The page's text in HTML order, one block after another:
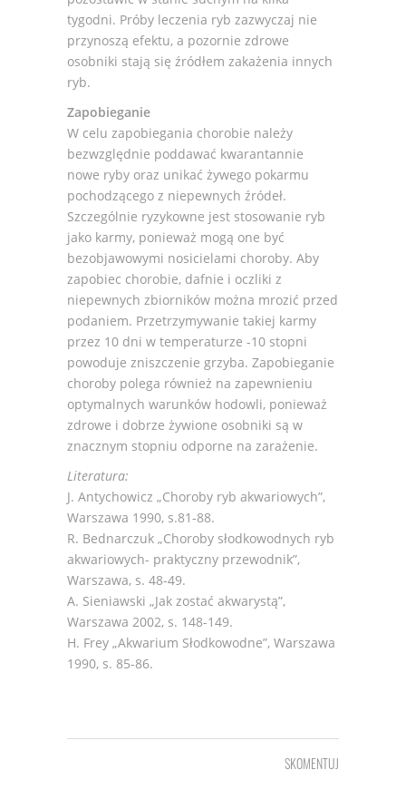
tygodni. Próby leczenia ryb zazwyczaj nie
przynoszą efektu, a pozornie zdrowe
osobniki stają się źródłem zakażenia innych
ryb.
Zapobieganie
W celu zapobiegania chorobie należy
bezwzględnie poddawać kwarantannie
nowe ryby oraz unikać żywego pokarmu
pochodzącego z niepewnych źródeł.
Szczególnie ryzykowne jest stosowanie ryb
jako karmy, ponieważ mogą one być
bezobjawowymi nosicielami choroby. Aby
zapobiec chorobie, dafnie i oczliki z
niepewnych zbiorników można mrozić przed
podaniem. Przetrzymywanie takiej karmy
przez 10 dni w temperaturze -10 stopni
powoduje zniszczenie grzyba. Zapobieganie
choroby polega również na zapewnieniu
optymalnych warunków hodowli, ponieważ
zdrowe i dobrze żywione osobniki są w
znacznym stopniu odporne na zarażenie.
Literatura:
J. Antychowicz „Choroby ryb akwariowych”,
Warszawa 1990, s.81-88.
R. Bednarczuk „Choroby słodkowodnych ryb
akwariowych- praktyczny przewodnik”,
Warszawa, s. 48-49.
A. Sieniawski „Jak zostać akwarystą”,
Warszawa 2002, s. 148-149.
H. Frey „Akwarium Słodkowodne”, Warszawa
1990, s. 85-86.
SKOMENTUJ